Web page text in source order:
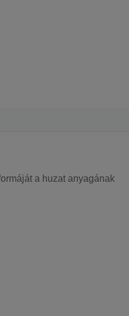
a huzat anyagának